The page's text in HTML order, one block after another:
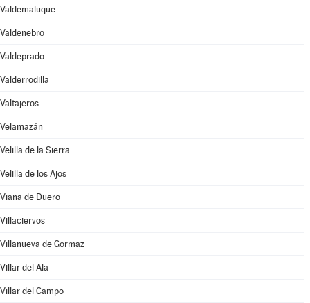
Valdemaluque
Valdenebro
Valdeprado
Valderrodilla
Valtajeros
Velamazán
Velilla de la Sierra
Velilla de los Ajos
Viana de Duero
Villaciervos
Villanueva de Gormaz
Villar del Ala
Villar del Campo